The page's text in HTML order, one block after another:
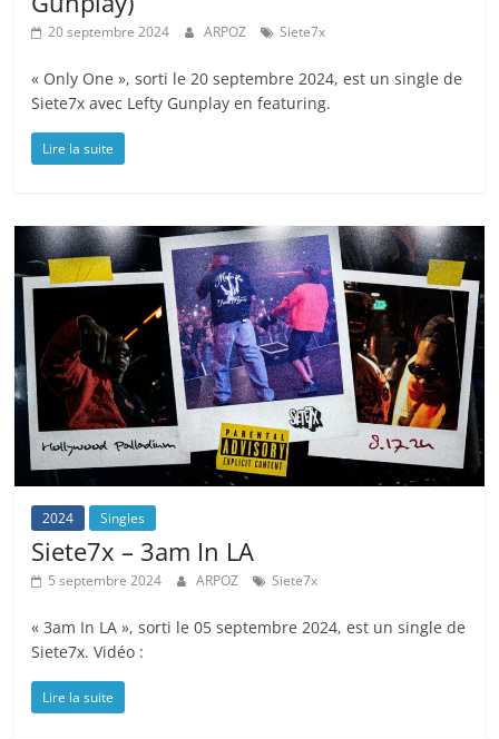
20 septembre 2024 ARPOZ Siete7x
« Only One », sorti le 20 septembre 2024, est un single de
Siete7x avec Lefty Gunplay en featuring.
Lire la suite
2024 Singles
Siete7x – 3am In LA
5 septembre 2024 ARPOZ Siete7x
« 3am In LA », sorti le 05 septembre 2024, est un single de
Siete7x. Vidéo :
Lire la suite